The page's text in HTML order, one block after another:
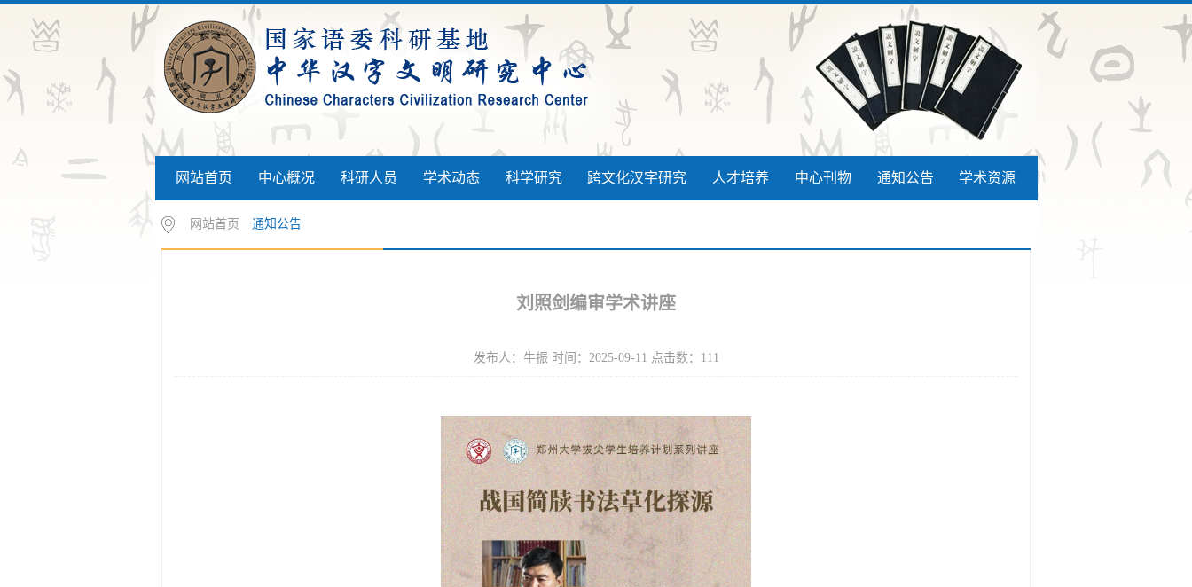
网站首页 中心概况 科研人员 学术动态 科学研究 跨文化汉字研究 人才培养 中心刊物 通知公告 学术资源
网站首页 通知公告
刘照剑编审学术讲座
发布人：牛振 时间：2025-09-11 点击数： 111